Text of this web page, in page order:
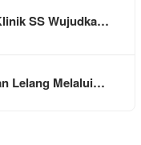
SS Wujudka…
Lelang Melalui…